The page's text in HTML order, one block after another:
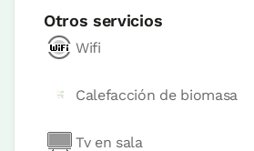
Precio apartamento desde
Otros servicios
Wifi
Calefacción de biomasa
Tv en sala